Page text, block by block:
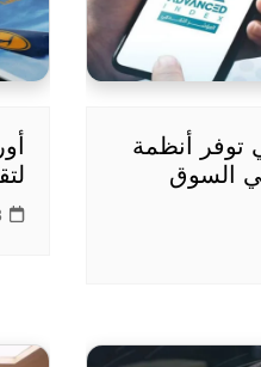
توفر أنظمة
السوق